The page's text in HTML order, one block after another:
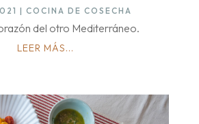
|COCINA DE COSECHA
del otro Mediterráneo.
LEER MÁS...